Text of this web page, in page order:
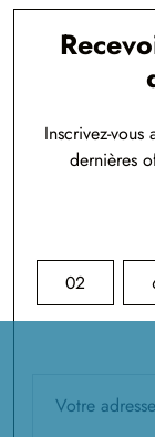
Inscrivez-
dernières
02